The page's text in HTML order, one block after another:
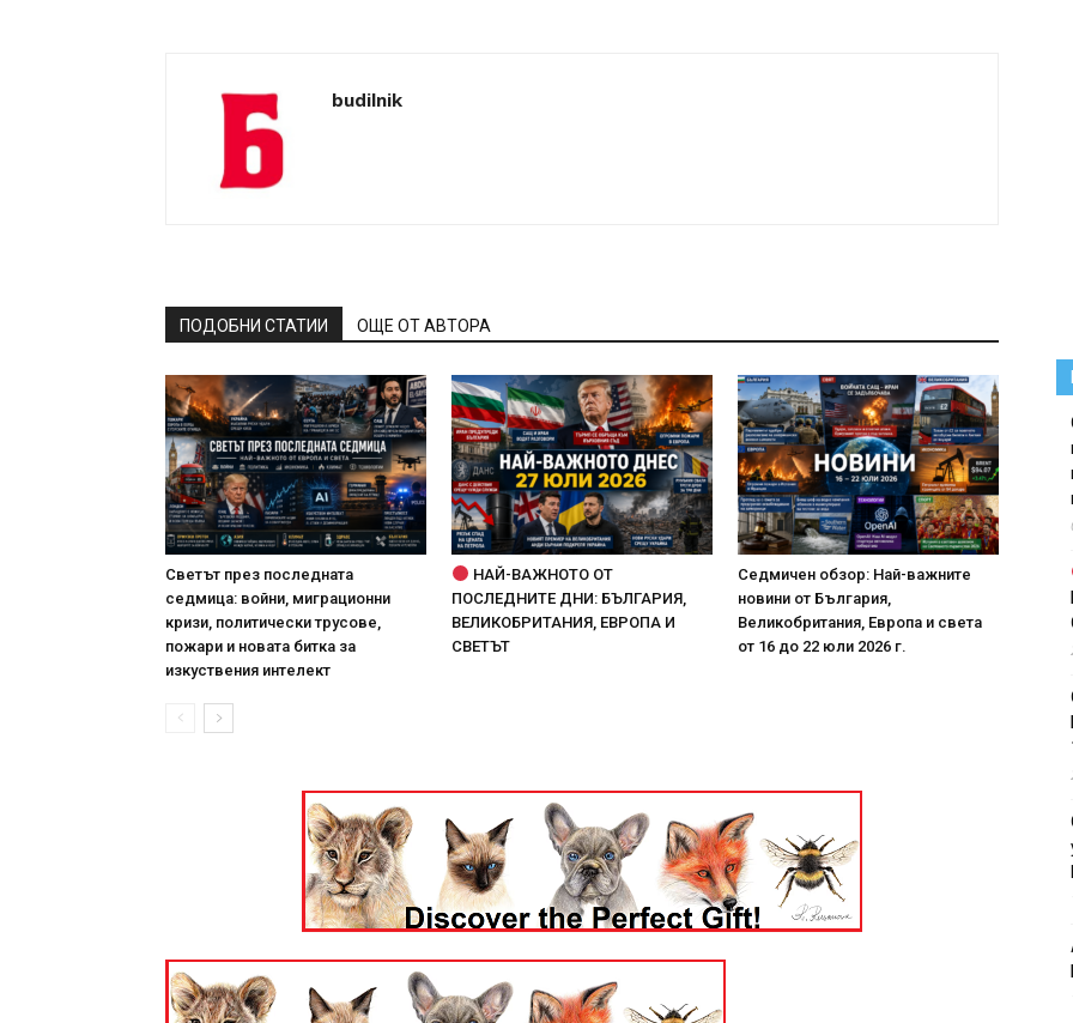
budilnik
ПОДОБНИ СТАТИИ ОЩЕ ОТ АВТОРА
Светът през последната
седмица: войни, миграционни
кризи, политически трусове,
пожари и новата битка за
изкуствения интелект
НАЙ-ВАЖНОТО ОТ
ПОСЛЕДНИТЕ ДНИ: БЪЛГАРИЯ,
ВЕЛИКОБРИТАНИЯ, ЕВРОПА И
СВЕТЪТ
Седмичен обзор: Най-важните
новини от България,
Великобритания, Европа и света
от 16 до 22 юли 2026 г.